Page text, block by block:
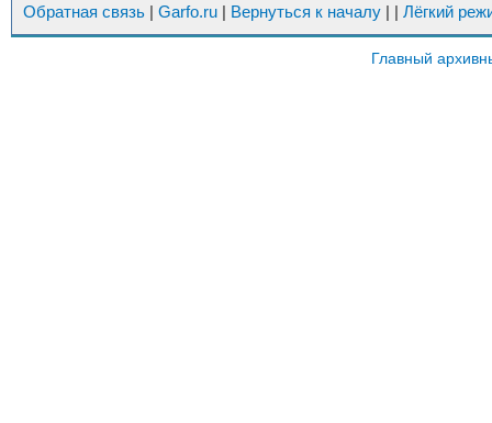
Обратная связь | Garfo.ru | Вернуться к началу | | Лёгкий
Главный